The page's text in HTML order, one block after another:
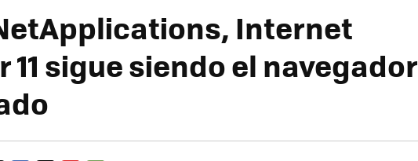
Internet
11 sigue siendo el navegador